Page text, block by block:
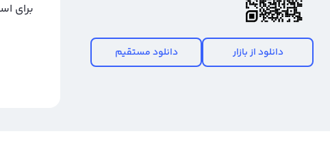
دانلود از بازار دانلود مستقیم
برای